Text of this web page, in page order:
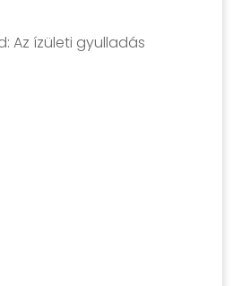
Az ízületi gyulladás